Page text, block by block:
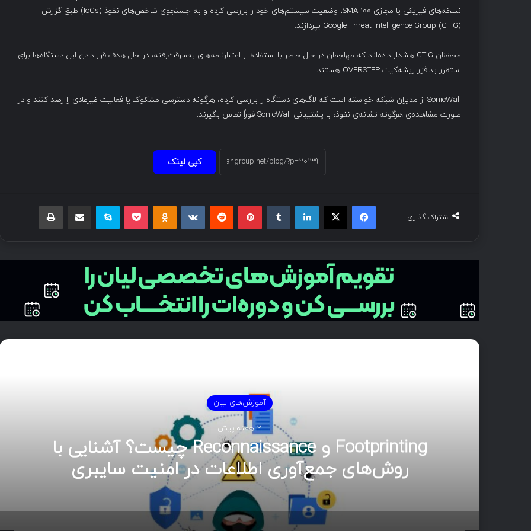
نسخه‌های فیزیکی یا مجازی SMA 100، وضعیت سیستم‌های خود را بررسی کرده و به جستجوی شاخص‌های نفوذ (IoCs) طبق گزارش
Google Threat Intelligence Group (GTIG) بپردازند.
محققان GTIG هشدار داده‌اند که مهاجمان در حال حاضر با استفاده از اعتبارنامه‌های به‌سرقت‌رفته، در حال هدف قرار دادن این دستگاه‌ها برای
استقرار بدافزار ریشه‌کیت OVERSTEP هستند.
SonicWall از مدیران شبکه خواسته است که لاگ‌های دستگاه را بررسی کرده، هرگونه دسترسی مشکوک یا فعالیت غیرعادی را رصد کنند و در
صورت مشاهده‌ی هرگونه نشانه‌ی نفوذ، با پشتیبانی SonicWall فوراً تماس بگیرند.
کپی لینک
اشتراک گذاری
فیسبوک ایکس لینکداین پینتریست پاکت
آموزش‌های لیان
2 هفته پیش
Footprinting و Reconnaissance چیست؟ آشنایی با
روش‌های جمع‌آوری اطلاعات در امنیت سایبری